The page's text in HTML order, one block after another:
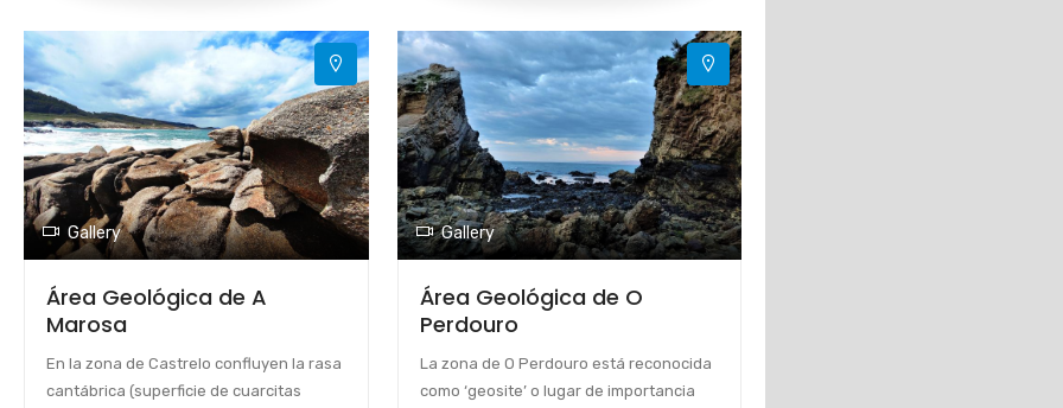
Gallery
Área Geológica de A
Marosa
En la zona de Castrelo confluyen la rasa
cantábrica (superficie de cuarcitas
Gallery
Área Geológica de O
Perdouro
La zona de O Perdouro está reconocida
como ‘geosite’ o lugar de importancia